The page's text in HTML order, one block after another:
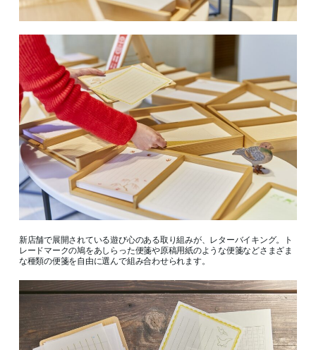
新店舗で展開されている遊び心のある取り組みが、レターバイキング。ト
レードマークの鳩をあしらった便箋や原稿用紙のような便箋などさまざま
な種類の便箋を自由に選んで組み合わせられます。